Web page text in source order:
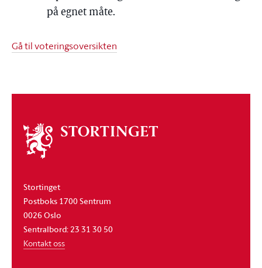
på egnet måte.
Gå til voteringsoversikten
Om
stortinget
Stortinget
Postboks 1700 Sentrum
0026 Oslo
Sentralbord: 23 31 30 50
Kontakt oss